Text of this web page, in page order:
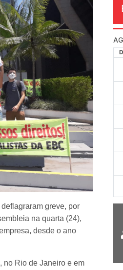
greve, por
na quarta (24),
desde o ano
no Rio de Janeiro e em